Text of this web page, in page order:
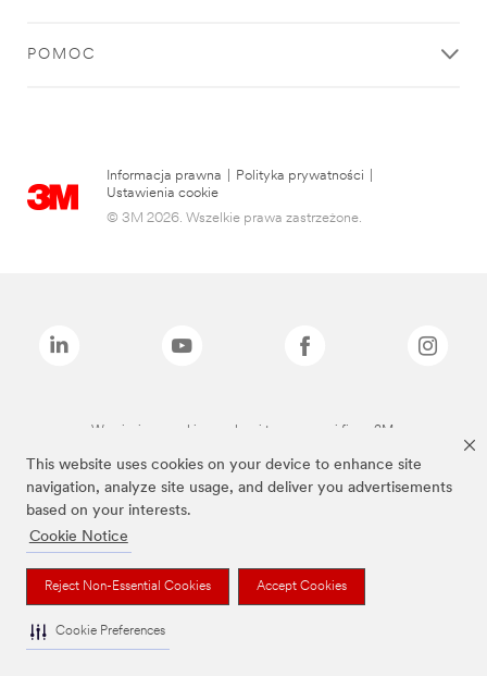
This website uses cookies on your device to enhance site
navigation, analyze site usage, and deliver you advertisements
based on your interests.
Cookie Notice
Reject Non-Essential Cookies Accept Cookies
Cookie Preferences
POMOC
Informacja prawna Polityka prywatności
Ustawienia cookie
© 3M 2026. Wszelkie prawa zastrzeżone.
Wymienione marki są znakami towarowymi firmy 3M.